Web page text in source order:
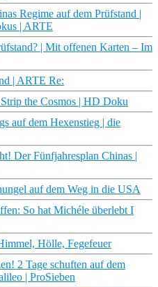
Regime auf dem Prüfstand |
| ARTE
| Mit offenen Karten – Im
| ARTE Re:
the Cosmos | HD Doku
auf dem Hexenstieg | die
Der Fünfjahresplan Chinas |
auf dem Weg in die USA
So hat Michéle überlebt I
Hölle, Fegefeuer
2 Tage schuften auf dem
| ProSieben